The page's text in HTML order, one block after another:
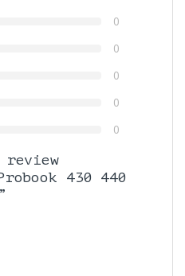
0
0
0
0
0
430 440